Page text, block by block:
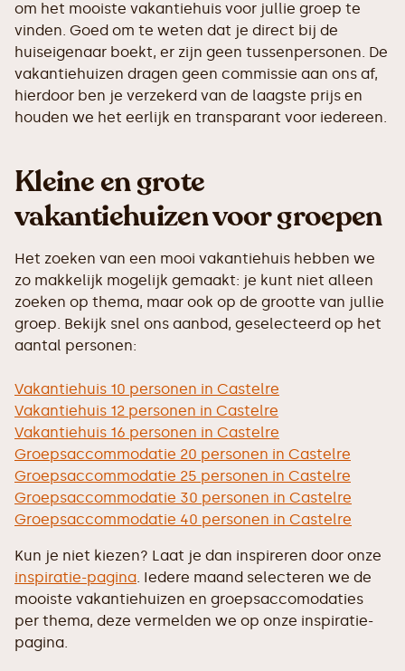
om het mooiste vakantiehuis voor jullie groep te
vinden. Goed om te weten dat je direct bij de
huiseigenaar boekt, er zijn geen tussenpersonen. De
vakantiehuizen dragen geen commissie aan ons af,
hierdoor ben je verzekerd van de laagste prijs en
houden we het eerlijk en transparant voor iedereen.
Kleine en grote
vakantiehuizen voor groepen
Het zoeken van een mooi vakantiehuis hebben we
zo makkelijk mogelijk gemaakt: je kunt niet alleen
zoeken op thema, maar ook op de grootte van jullie
groep. Bekijk snel ons aanbod, geselecteerd op het
aantal personen:
Vakantiehuis 10 personen in Castelre
Vakantiehuis 12 personen in Castelre
Vakantiehuis 16 personen in Castelre
Groepsaccommodatie 20 personen in Castelre
Groepsaccommodatie 25 personen in Castelre
Groepsaccommodatie 30 personen in Castelre
Groepsaccommodatie 40 personen in Castelre
Kun je niet kiezen? Laat je dan inspireren door onze
inspiratie-pagina. Iedere maand selecteren we de
mooiste vakantiehuizen en groepsaccomodaties
per thema, deze vermelden we op onze inspiratie-
pagina.